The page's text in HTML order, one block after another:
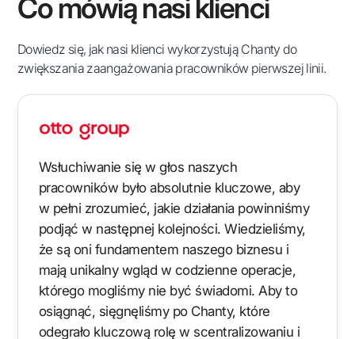
Co mówią nasi klienci
Dowiedz się, jak nasi klienci wykorzystują Chanty do
zwiększania zaangażowania pracowników pierwszej linii.
Wsłuchiwanie się w głos naszych
pracowników było absolutnie kluczowe, aby
w pełni zrozumieć, jakie działania powinniśmy
podjąć w następnej kolejności. Wiedzieliśmy,
że są oni fundamentem naszego biznesu i
mają unikalny wgląd w codzienne operacje,
którego mogliśmy nie być świadomi. Aby to
osiągnąć, sięgnęliśmy po Chanty, które
odegrało kluczową rolę w scentralizowaniu i